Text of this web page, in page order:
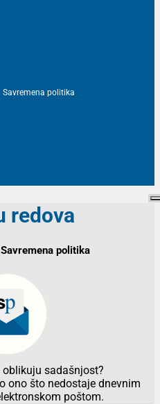
politika
redova
politika
sadašnjost?
ono što nedostaje dnevnim
poštom.